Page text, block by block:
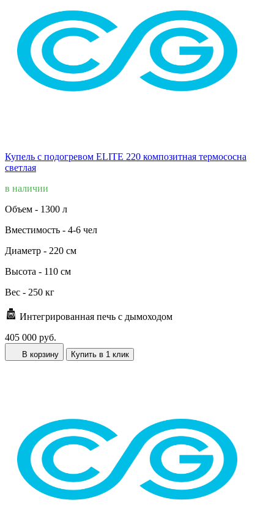
Купель с подогревом ELITE 220 композитная термососна
светлая
в наличии
Объем - 1300 л
Вместимость - 4-6 чел
Диаметр - 220 см
Высота - 110 см
Вес - 250 кг
Интегрированная печь с дымоходом
405 000 руб.
В корзину Купить в 1 клик